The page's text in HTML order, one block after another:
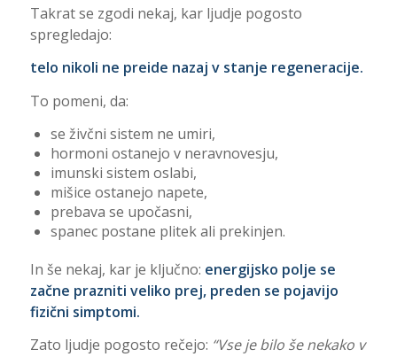
Takrat se zgodi nekaj, kar ljudje pogosto
spregledajo:
telo nikoli ne preide nazaj v stanje regeneracije.
To pomeni, da:
se živčni sistem ne umiri,
hormoni ostanejo v neravnovesju,
imunski sistem oslabi,
mišice ostanejo napete,
prebava se upočasni,
spanec postane plitek ali prekinjen.
In še nekaj, kar je ključno: energijsko polje se
začne prazniti veliko prej, preden se pojavijo
fizični simptomi.
Zato ljudje pogosto rečejo: “Vse je bilo še nekako v